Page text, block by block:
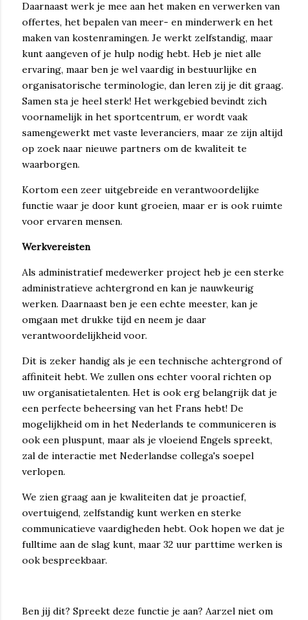
Daarnaast werk je mee aan het maken en verwerken van
offertes, het bepalen van meer- en minderwerk en het
maken van kostenramingen. Je werkt zelfstandig, maar
kunt aangeven of je hulp nodig hebt. Heb je niet alle
ervaring, maar ben je wel vaardig in bestuurlijke en
organisatorische terminologie, dan leren zij je dit graag.
Samen sta je heel sterk! Het werkgebied bevindt zich
voornamelijk in het sportcentrum, er wordt vaak
samengewerkt met vaste leveranciers, maar ze zijn altijd
op zoek naar nieuwe partners om de kwaliteit te
waarborgen.
Kortom een zeer uitgebreide en verantwoordelijke
functie waar je door kunt groeien, maar er is ook ruimte
voor ervaren mensen.
Werkvereisten
Als administratief medewerker project heb je een sterke
administratieve achtergrond en kan je nauwkeurig
werken. Daarnaast ben je een echte meester, kan je
omgaan met drukke tijd en neem je daar
verantwoordelijkheid voor.
Dit is zeker handig als je een technische achtergrond of
affiniteit hebt. We zullen ons echter vooral richten op
uw organisatietalenten. Het is ook erg belangrijk dat je
een perfecte beheersing van het Frans hebt! De
mogelijkheid om in het Nederlands te communiceren is
ook een pluspunt, maar als je vloeiend Engels spreekt,
zal de interactie met Nederlandse collega's soepel
verlopen.
We zien graag aan je kwaliteiten dat je proactief,
overtuigend, zelfstandig kunt werken en sterke
communicatieve vaardigheden hebt. Ook hopen we dat je
fulltime aan de slag kunt, maar 32 uur parttime werken is
ook bespreekbaar.
Ben jij dit? Spreekt deze functie je aan? Aarzel niet om